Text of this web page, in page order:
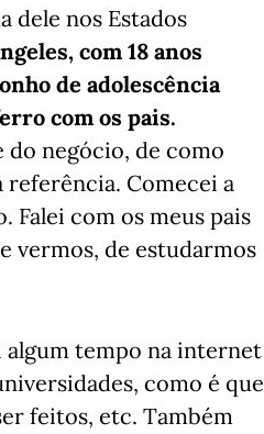
dele nos Estados
com 18 anos
de adolescência
com os pais.
negócio, de como
referência. Comecei a
Falei com os meus pais
vermos, de estudarmos
algum tempo na internet
como é que
feitos, etc. Também